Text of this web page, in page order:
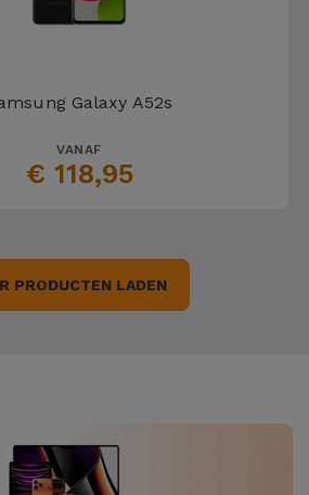
Galaxy A52s
VANAF
€ 118,95
PRODUCTEN LADEN